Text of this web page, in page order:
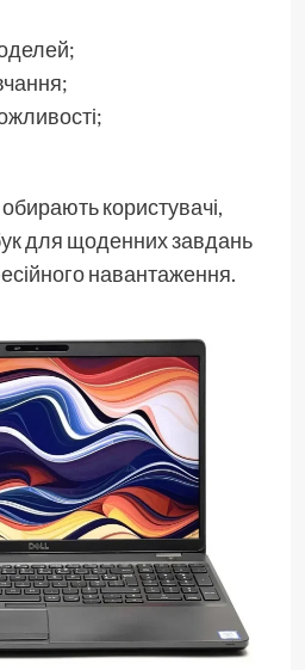
користувачі,
для щоденних завдань
навантаження.